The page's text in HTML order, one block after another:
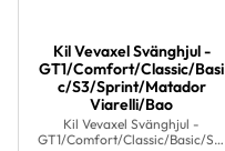
Kil Vevaxel Svänghjul -
GT1/Comfort/Classic/Basi
c/S3/Sprint/Matador
Viarelli/Bao
Kil Vevaxel Svänghjul -
GT1/Comfort/Classic/Basic/S3/